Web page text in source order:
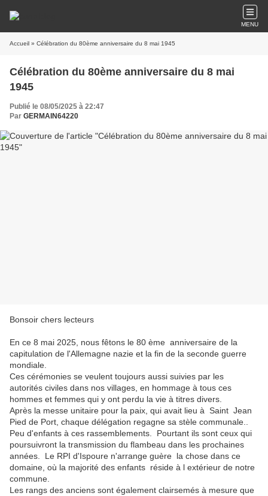
MENU
Accueil » Célébration du 80ème anniversaire du 8 mai 1945
Célébration du 80ème anniversaire du 8 mai
1945
Publié le 08/05/2025 à 22:47
Par GERMAIN64220
Bonsoir chers lecteurs
En ce 8 mai 2025, nous fêtons le 80 ème anniversaire de la
capitulation de l'Allemagne nazie et la fin de la seconde guerre
mondiale.
Ces cérémonies se veulent toujours aussi suivies par les
autorités civiles dans nos villages, en hommage à tous ces
hommes et femmes qui y ont perdu la vie à titres divers.
Après la messe unitaire pour la paix, qui avait lieu à Saint Jean
Pied de Port, chaque délégation regagne sa stèle communale..
Peu d'enfants à ces rassemblements. Pourtant ils sont ceux qui
poursuivront la transmission du flambeau dans les prochaines
années. Le RPI d'Ispoure n'arrange guère la chose dans ce
domaine, où la majorité des enfants réside à l extérieur de notre
commune.
Les rangs des anciens sont également clairsemés à mesure que